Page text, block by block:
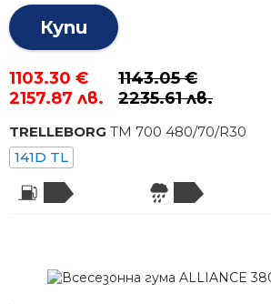
Купи
1103.30 €
2157.87 лв.
1143.05 €
2235.61 лв.
TRELLEBORG TM 700 480/70/R30
141D TL